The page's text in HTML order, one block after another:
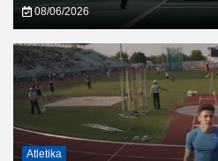
08/06/2026
Atletika